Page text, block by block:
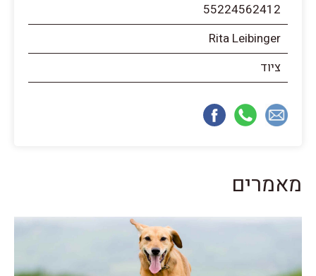
55224562412
Rita Leibinger
ציוד
מאמרים